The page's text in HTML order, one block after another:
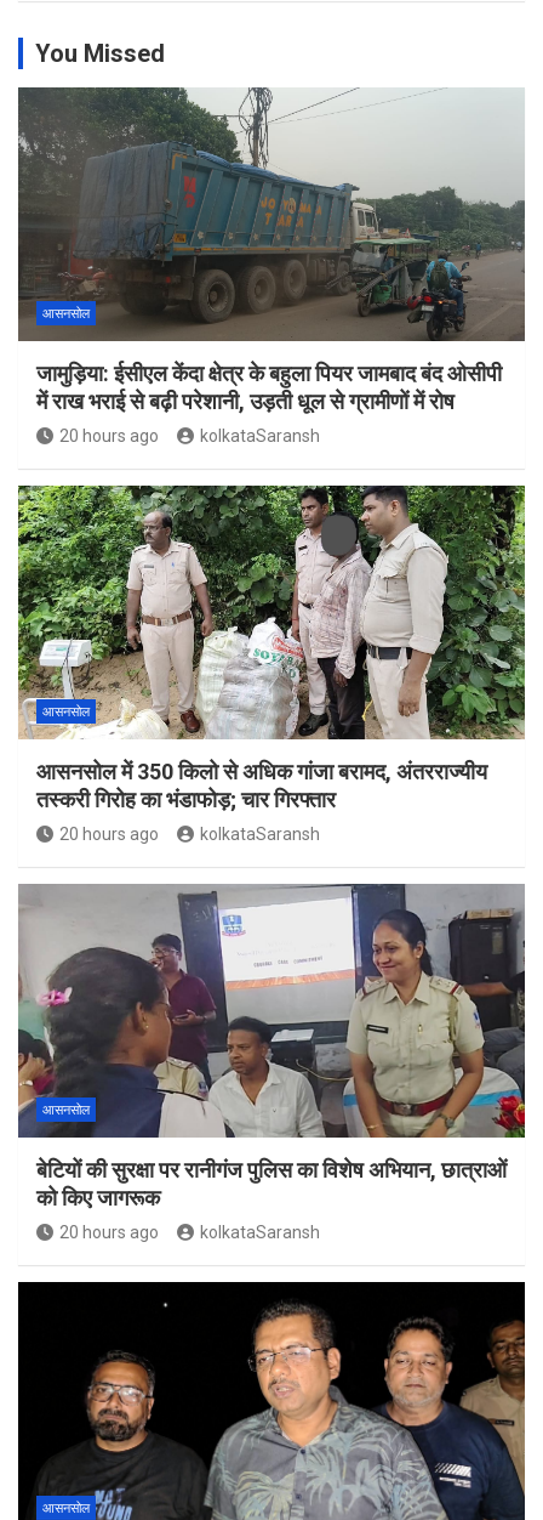
You Missed
आसनसोल
जामुड़िया: ईसीएल केंदा क्षेत्र के बहुला पियर जामबाद बंद ओसीपी
में राख भराई से बढ़ी परेशानी, उड़ती धूल से ग्रामीणों में रोष
20 hours ago kolkataSaransh
आसनसोल
आसनसोल में 350 किलो से अधिक गांजा बरामद, अंतरराज्यीय
तस्करी गिरोह का भंडाफोड़; चार गिरफ्तार
20 hours ago kolkataSaransh
आसनसोल
बेटियों की सुरक्षा पर रानीगंज पुलिस का विशेष अभियान, छात्राओं
को किए जागरूक
20 hours ago kolkataSaransh
आसनसोल